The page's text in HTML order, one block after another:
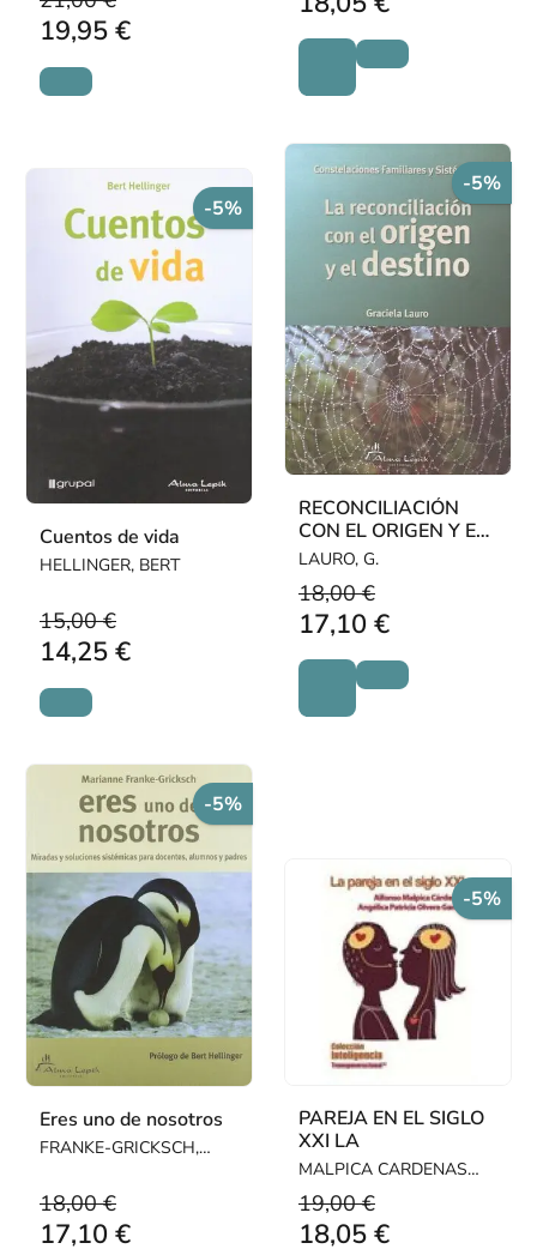
19,95 €
-5%
Cuentos de vida
HELLINGER, BERT
15,00 €
14,25 €
-5%
RECONCILIACIÓN
CON EL ORIGEN Y EL
DESTINO, LA
LAURO, G.
18,00 €
17,10 €
-5%
Eres uno de nosotros
FRANKE-GRICKSCH,
18,00 €
17,10 €
-5%
PAREJA EN EL SIGLO
XXI LA
MALPICA CARDENAS
ALFONSO / OLVERA
GARCIA ANGELICA
PATRICIA
19,00 €
18,05 €